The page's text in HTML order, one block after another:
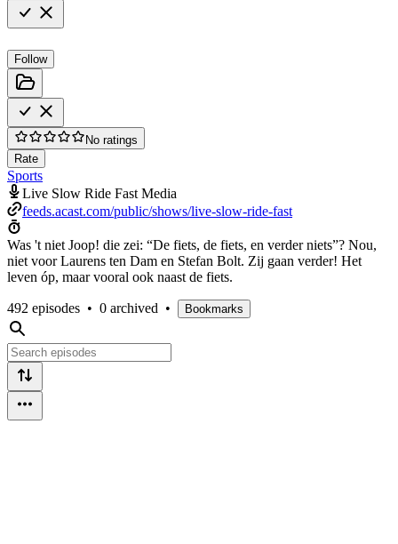
Follow
No ratings
Rate
Sports
Live Slow Ride Fast Media
feeds.acast.com/public/shows/live-slow-ride-fast
Was 't niet Joop! die zei: “De fiets, de fiets, en verder niets”? Nou,
niet voor Laurens ten Dam en Stefan Bolt. Zij gaan verder! Het
leven óp, maar vooral ook naast de fiets.
492 episodes • 0 archived • Bookmarks